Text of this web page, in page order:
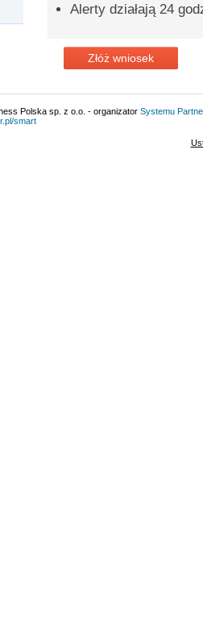
Alerty działają 24
Złóż wniosek
Polska sp. z o.o. - organizator Systemu
smart